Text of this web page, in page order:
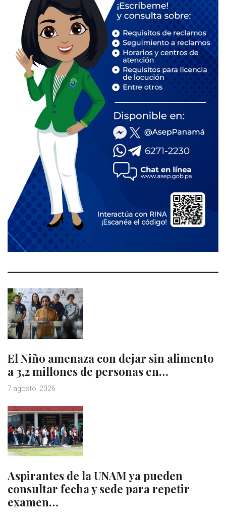
El Niño amenaza con dejar sin alimento
a 3,2 millones de personas en…
7 agosto, 2026
Aspirantes de la UNAM ya pueden
consultar fecha y sede para repetir
examen…